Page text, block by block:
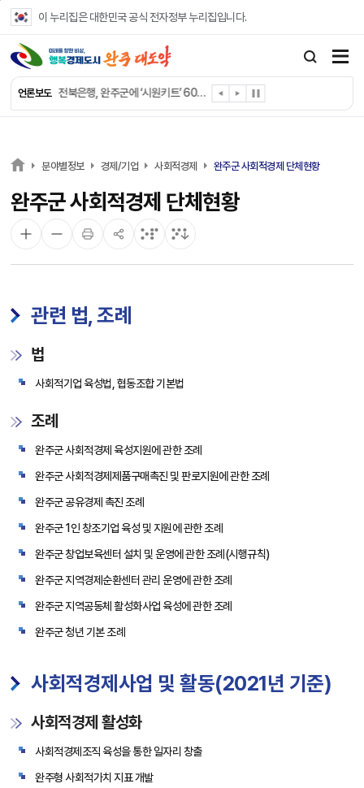
이 누리집은 대한민국 공식 전자정부 누리집입니다.
언론보도
완주 청소년, 삼성 임직원 만나 미래 진로 그린다
전북은행, 완주군에 ‘시원키트’ 60세트 기탁
㈜새눈, 완주군에 성금 1,000만 원 기탁
완주 미래라이온스, 경로당 냉장고 후원
완주군, 파크골프장 운영 정비… “공정한 환경 조성”
분야별정보 경제/기업 사회적경제 완주군 사회적경제 단체현황
완주군 사회적경제 단체현황
관련 법, 조례
법
사회적기업 육성법, 협동조합 기본법
조례
완주군 사회적경제 육성지원에 관한 조례
완주군 사회적경제제품구매촉진 및 판로지원에 관한 조례
완주군 공유경제 촉진 조례
완주군 1인 창조기업 육성 및 지원에 관한 조례
완주군 창업보육센터 설치 및 운영에 관한 조례(시행규칙)
완주군 지역경제순환센터 관리 운영에 관한 조례
완주군 지역공동체 활성화사업 육성에 관한 조례
완주군 청년 기본 조례
사회적경제사업 및 활동(2021년 기준)
사회적경제 활성화
사회적경제조직 육성을 통한 일자리 창출
완주형 사회적가치 지표 개발